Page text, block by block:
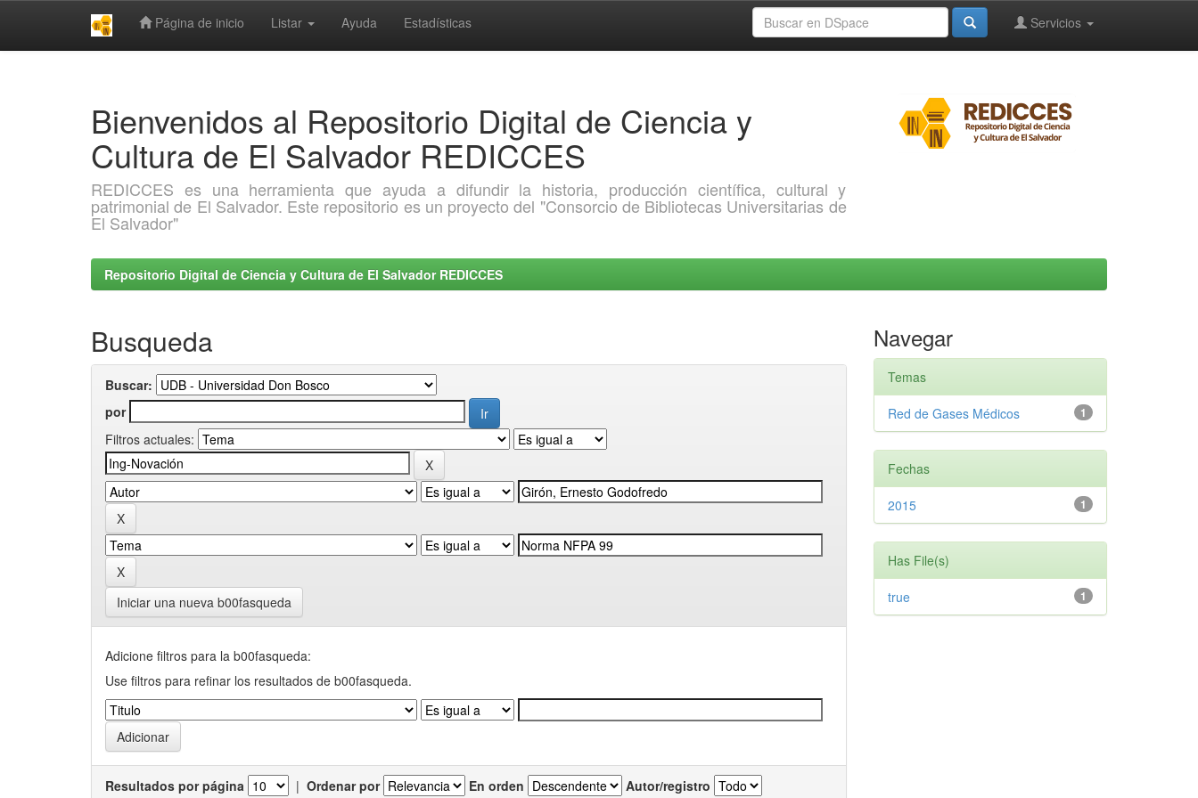
Página de inicio Listar Ayuda Estadísticas Servicios
Bienvenidos al Repositorio Digital de Ciencia y
Cultura de El Salvador REDICCES
REDICCES es una herramienta que ayuda a difundir la historia, producción científica, cultural y
patrimonial de El Salvador. Este repositorio es un proyecto del "Consorcio de Bibliotecas Universitarias de
El Salvador"
Repositorio Digital de Ciencia y Cultura de El Salvador REDICCES
Busqueda
Buscar:
por
Filtros actuales:
Iniciar una nueva b00fasqueda
Adicione filtros para la b00fasqueda:
Use filtros para refinar los resultados de b00fasqueda.
Resultados por página | Ordenar por En orden Autor/registro
Navegar
Temas
1
Red de Gases Médicos
Fechas
1
2015
Has File(s)
1
true